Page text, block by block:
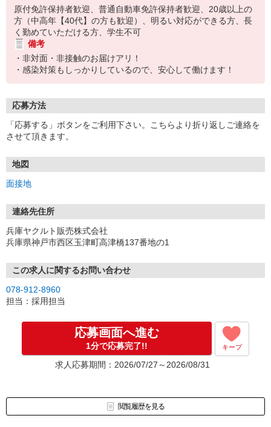
原付免許保持者歓迎、普通自動車免許保持者歓迎、20歳以上の
方（中高年【40代】の方も歓迎）、明るい対応ができる方、長
く勤めていただける方、学生不可
備考
・非対面・非接触のお届けアリ！
・感染対策もしっかりしているので、安心して働けます！
応募方法
「応募する」ボタンをご利用下さい。こちらより折り返しご連絡を
させて頂きます。
地図
面接地
連絡先住所
兵庫ヤクルト販売株式会社
兵庫県神戸市西区玉津町高津橋137番地の1
この求人に関するお問い合わせ
078-912-8960
担当：採用担当
応募画面へ進む
1分で応募完了!! キープ
求人応募期間：2026/07/27～2026/08/31
閲覧履歴を見る